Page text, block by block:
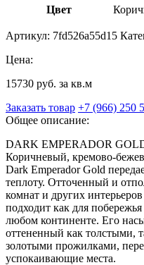
Цвет
Артикул: 7fd526a55d15
Цена:
15730 руб. за кв.м
Заказать товар +7 (966) 250
Общее описание:
DARK EMPERADOR
Коричневый, кремово-
Dark Emperador Gold
теплоту. Отточенный и
комнат и других
подходит как для
любом континенте. Его
оттененный как толстыми,
золотыми прожилками,
успокаивающие места.